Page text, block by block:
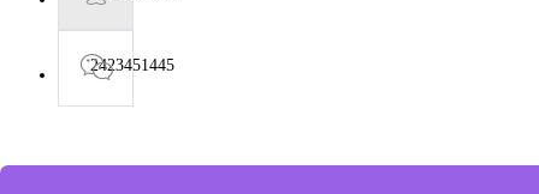
2423451445